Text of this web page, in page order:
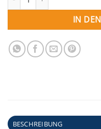
IN
BESCHREIBUNG